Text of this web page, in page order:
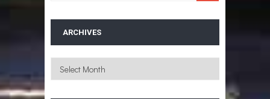
ARCHIVES
Archives